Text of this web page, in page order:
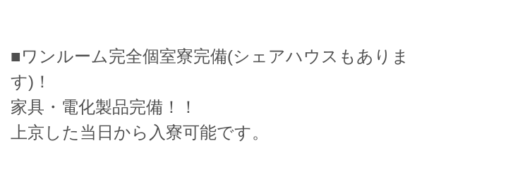
■ワンルーム完全個室寮完備(シェアハウスもありま
す)！
家具・電化製品完備！！
上京した当日から入寮可能です。